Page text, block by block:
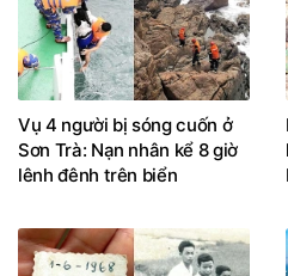
Vụ 4 người bị sóng cuốn ở
Sơn Trà: Nạn nhân kể 8 giờ
lênh đênh trên biển